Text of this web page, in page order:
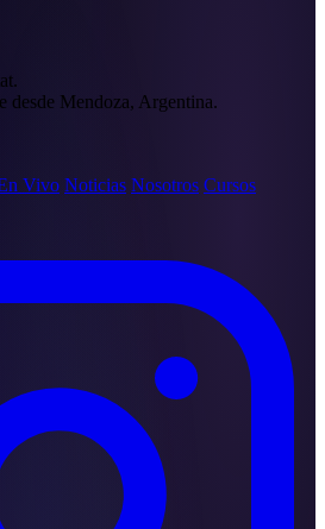
desde Mendoza, Argentina.
Vivo Noticias Nosotros Cursos